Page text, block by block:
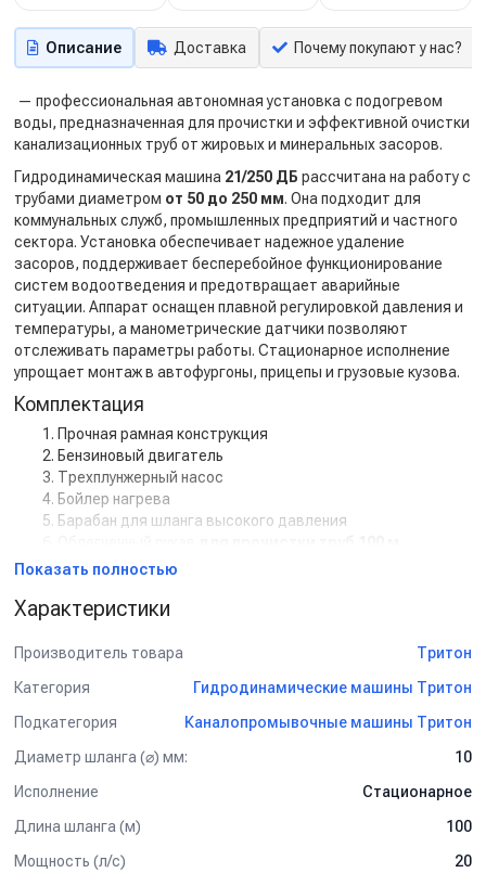
Описание Доставка Почему покупают у нас?
— профессиональная автономная установка с подогревом
воды, предназначенная для прочистки и эффективной очистки
канализационных труб от жировых и минеральных засоров.
Гидродинамическая машина 21/250 ДБ рассчитана на работу с
трубами диаметром от 50 до 250 мм. Она подходит для
коммунальных служб, промышленных предприятий и частного
сектора. Установка обеспечивает надежное удаление
засоров, поддерживает бесперебойное функционирование
систем водоотведения и предотвращает аварийные
ситуации. Аппарат оснащен плавной регулировкой давления и
температуры, а манометрические датчики позволяют
отслеживать параметры работы. Стационарное исполнение
упрощает монтаж в автофургоны, прицепы и грузовые кузова.
Комплектация
Прочная рамная конструкция
Бензиновый двигатель
Трехплунжерный насос
Бойлер нагрева
Барабан для шланга высокого давления
Топливный бак 20 л (дизель)
Фреза прочистная – пробивная
Трехходовой распределительный кран
Комплект каналопромывочной установки
воздушным охлаждением для автономной работы.
Насос высокого давления
Бойлер нагрева
140
Показать полностью
Характеристики
Производитель товара
Тритон
Категория
Гидродинамические машины Тритон
Подкатегория
Каналопромывочные машины Тритон
Диаметр шланга (⌀) мм:
10
Исполнение
Стационарное
Длина шланга (м)
100
Мощность (л/с)
20